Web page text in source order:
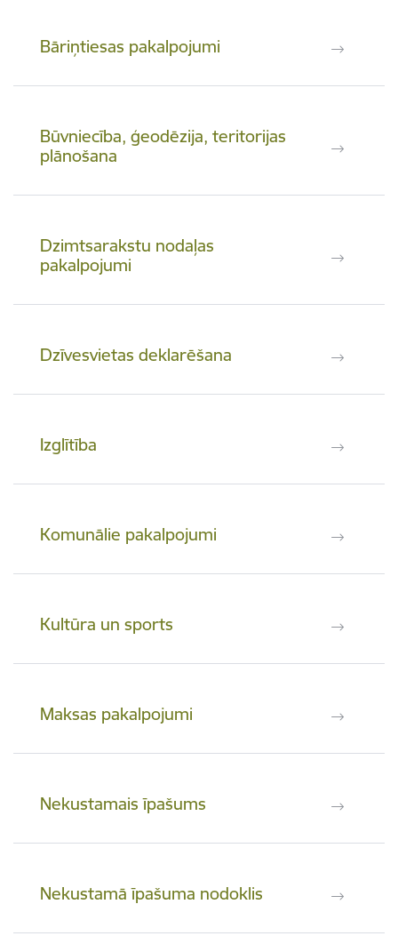
Bāriņtiesas pakalpojumi
Būvniecība, ģeodēzija, teritorijas
plānošana
Dzimtsarakstu nodaļas
pakalpojumi
Dzīvesvietas deklarēšana
Izglītība
Komunālie pakalpojumi
Kultūra un sports
Maksas pakalpojumi
Nekustamais īpašums
Nekustamā īpašuma nodoklis